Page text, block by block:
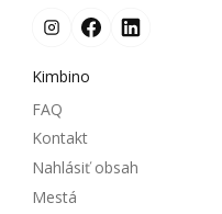
Kimbino
FAQ
Kontakt
Nahlásiť obsah
Mestá